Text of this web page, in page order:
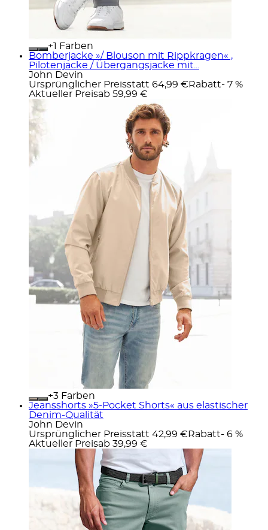
+
Farben
Bomberjacke »/ Blouson mit Rippkragen« ,
Pilotenjacke / Übergangsjacke mit...
John Devin
Ursprünglicher Preisstatt 64,99 € Rabatt- 7 %
Aktueller Preisab 59,99 €
+
Farben
Jeansshorts »5-Pocket Shorts« aus elastischer
Denim-Qualität
John Devin
Ursprünglicher Preisstatt 42,99 € Rabatt- 6 %
Aktueller Preisab 39,99 €